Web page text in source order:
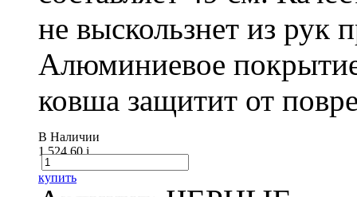
не выскользнет из рук
Алюминиевое
ковша защитит от
В Наличии
1 524.60i
купить